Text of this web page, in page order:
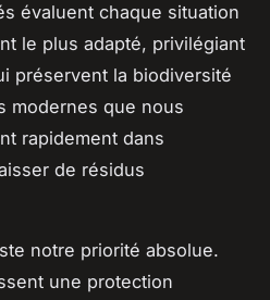
évaluent chaque situation
le plus adapté, privilégiant
préservent la biodiversité
modernes que nous
rapidement dans
de résidus
notre priorité absolue.
une protection